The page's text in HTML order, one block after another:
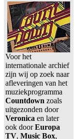
Voor het
internationale archief
zijn wij op zoek naar
afleveringen van het
muziekprogramma
Countdown zoals
uitgezonden door
Veronica en later
ook doorEuropa
TV, Music Box,